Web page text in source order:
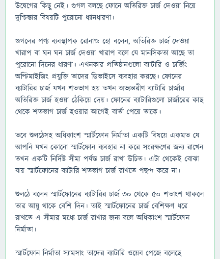
উদ্বেগের কিছু নেই। গুগল বলছে ফোনে অতিরিক্ত চার্জ দেওয়া নিয়ে
দুশ্চিন্তার বিষয়টি পুরোনো ধ্যানধারণা।
গুগলের পণ্য ব্যবস্থাপক রোনাল্ড হো বলেন, অতিরিক্ত চার্জ দেওয়া
খারাপ বা ঘন ঘন চার্জ দেওয়া খারাপ বলে যে মানসিকতা আছে তা
পুরোনো দিনের ধারণা। এখনকার প্রতিষ্ঠানগুলো ব্যাটারি ও চার্জিং
অপ্টিমাইজিং প্রযুক্তি তাদের ডিভাইসে ব্যবহার করছে। ফোনের
ব্যাটারির চার্জ যখন শতভাগ হয় তখন অভ্যন্তরীণ ব্যাটারি চার্জার
অতিরিক্ত চার্জ হওয়া ঠেকিয়ে দেয়। ফোনের ব্যাটারিগুলো চার্জারের কাছ
থেকে শতভাগ চার্জ হওয়ার আগেই বার্তা পেয়ে তাকে।
তবে শুলঠেসহ অধিকাংশ স্মার্টফোন নির্মাতা একটি বিষয়ে একমত যে
আপনি যখন কোনো স্মার্টফোন ব্যবহার না করে সংরক্ষণের জন্য রাখেন
তখন একটি নির্দিষ্ট সীমা পর্যন্ত চার্জ রাখা উচিত। এটা থেকেই বোঝা
যায় স্মার্টফোনের ব্যাটারি শতভাগ চার্জ রাখতে পছন্দ করে না।
শুলঠে বলেন স্মার্টফোনের ব্যাটারির চার্জ ৩০ থেকে ৫০ শতাংশ থাকলে
তার আয়ু থাকে বেশি দিন। তাই স্মার্টফোনের চার্জ বেশিক্ষণ ধরে
রাখতে এ সীমার মধ্যে চার্জ রাখার জন্য বলে অধিকাংশ স্মার্টফোন
নির্মাতা।
স্মার্টফোন নির্মাতা স্যামসাং তাদের ব্যাটারি ওয়েব পেজে বলেছে